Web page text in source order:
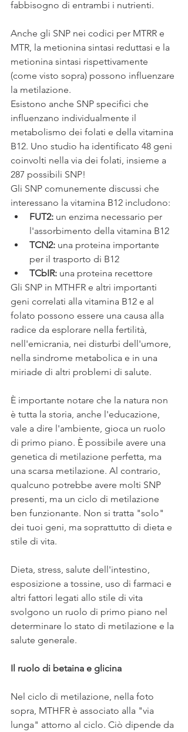
fabbisogno di entrambi i nutrienti.
Anche gli SNP nei codici per MTRR e
MTR, la metionina sintasi reduttasi e la
metionina sintasi rispettivamente
(come visto sopra) possono influenzare
la metilazione.
Esistono anche SNP specifici che
influenzano individualmente il
metabolismo dei folati e della vitamina
B12. Uno studio ha identificato 48 geni
coinvolti nella via dei folati, insieme a
287 possibili SNP!
Gli SNP comunemente discussi che
interessano la vitamina B12 includono:
FUT2: un enzima necessario per
l'assorbimento della vitamina B12
TCN2: una proteina importante
per il trasporto di B12
TCbIR: una proteina recettore
Gli SNP in MTHFR e altri importanti
geni correlati alla vitamina B12 e al
folato possono essere una causa alla
radice da esplorare nella fertilità,
nell'emicrania, nei disturbi dell'umore,
nella sindrome metabolica e in una
miriade di altri problemi di salute.
È importante notare che la natura non
è tutta la storia, anche l'educazione,
vale a dire l'ambiente, gioca un ruolo
di primo piano. È possibile avere una
genetica di metilazione perfetta, ma
una scarsa metilazione. Al contrario,
qualcuno potrebbe avere molti SNP
presenti, ma un ciclo di metilazione
ben funzionante. Non si tratta "solo"
dei tuoi geni, ma soprattutto di dieta e
stile di vita.
Dieta, stress, salute dell'intestino,
esposizione a tossine, uso di farmaci e
altri fattori legati allo stile di vita
svolgono un ruolo di primo piano nel
determinare lo stato di metilazione e la
salute generale.
Il ruolo di betaina e glicina
Nel ciclo di metilazione, nella foto
sopra, MTHFR è associato alla "via
lunga" attorno al ciclo. Ciò dipende da